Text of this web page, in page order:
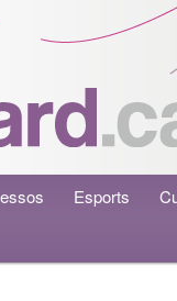
Esports